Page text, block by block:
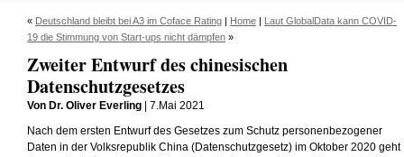
« Deutschland bleibt bei A3 im Coface Rating | Home | Laut GlobalData kann COVID-
19 die Stimmung von Start-ups nicht dämpfen »
Zweiter Entwurf des chinesischen
Datenschutzgesetzes
Von Dr. Oliver Everling | 7.Mai 2021
Nach dem ersten Entwurf des Gesetzes zum Schutz personenbezogener
Daten in der Volksrepublik China (Datenschutzgesetz) im Oktober 2020 geht